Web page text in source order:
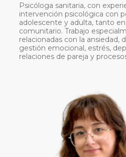
Psicóloga sanitaria, con
intervención psicológica con
adolescente y adulta, tanto
comunitario. Trabajo
relacionadas con la ansiedad,
gestión emocional, estrés,
relaciones de pareja y